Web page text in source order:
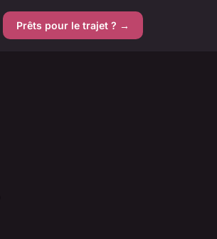
Prêts pour le trajet ? →